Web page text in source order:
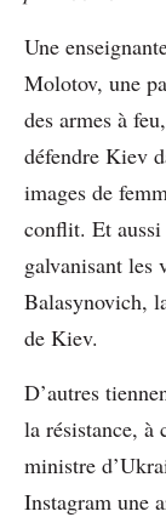
Une
Molotov, une
des armes à
défendre Kiev
images de
conflit. Et aussi
galvanisant les
Balasynovich,
de Kiev.
D’autres
la résistance, à
ministre
Instagram une